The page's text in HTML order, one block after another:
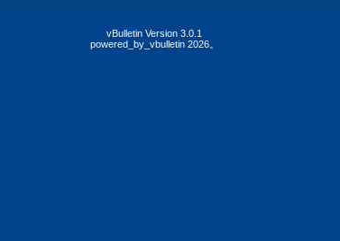
vBulletin Version 3.0.1
powered_by_vbulletin 2026。